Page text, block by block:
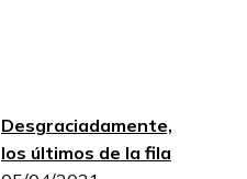
Desgraciadamente,
los últimos de la fila